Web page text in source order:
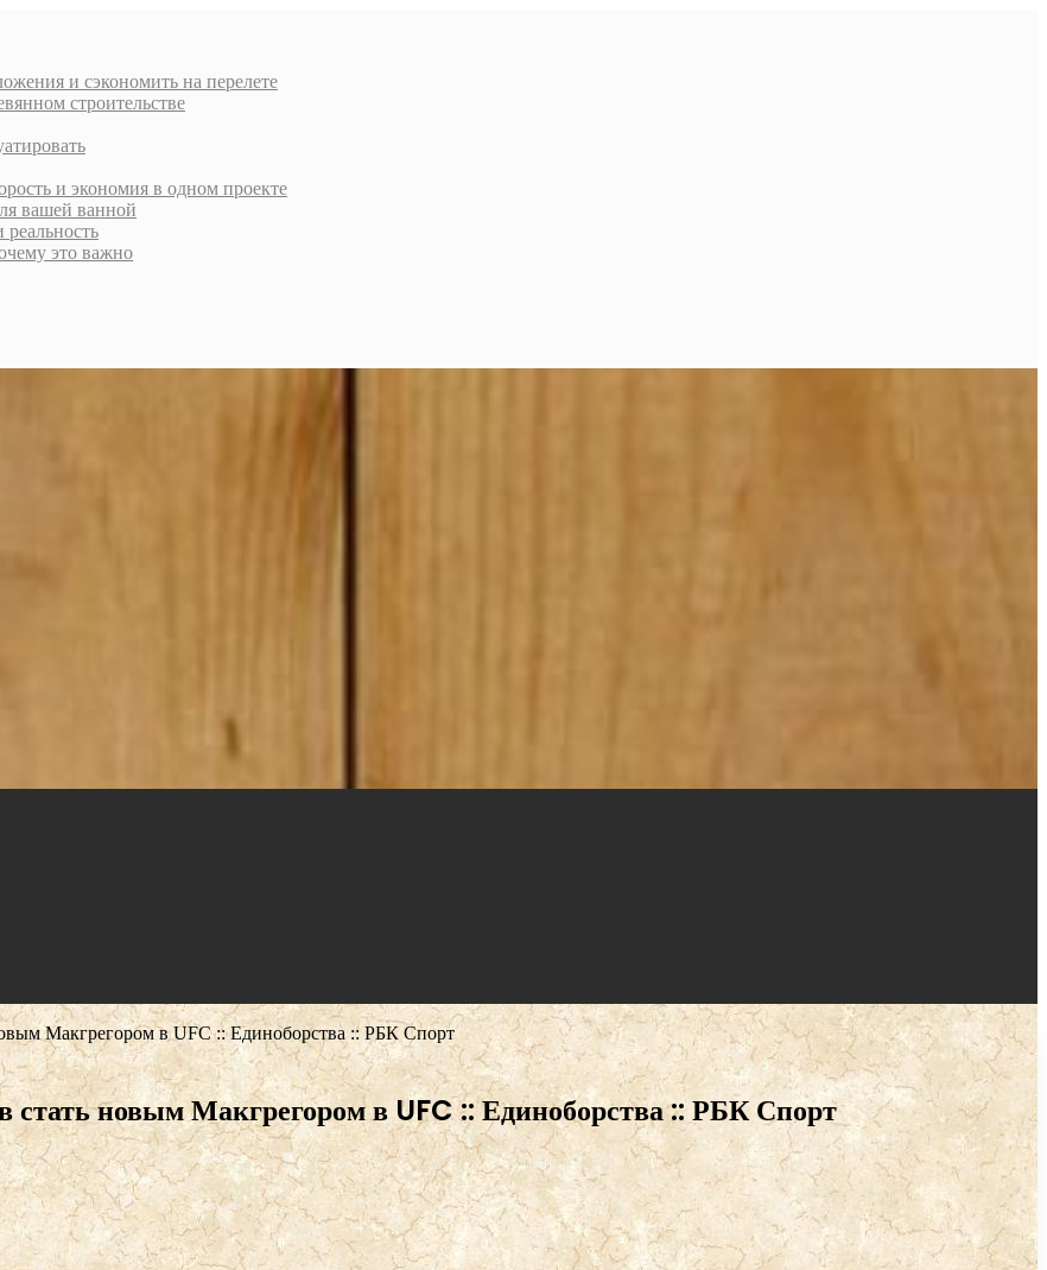
и сэкономить на перелете
строительстве
и экономия в одном проекте
вашей ванной
это важно
Макгрегором в UFC :: Единоборства :: РБК Спорт
новым Макгрегором в UFC :: Единоборства :: РБК Спорт